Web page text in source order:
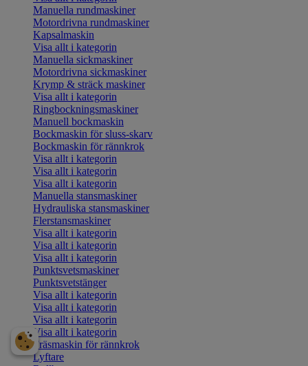
Manuella rundmaskiner
Motordrivna rundmaskiner
Kapsalmaskin
Visa allt i kategorin
Manuella sickmaskiner
Motordrivna sickmaskiner
Krymp & sträck maskiner
Visa allt i kategorin
Ringbockningsmaskiner
Manuell bockmaskin
Bockmaskin för sluss-skarv
Bockmaskin för rännkrok
Visa allt i kategorin
Visa allt i kategorin
Visa allt i kategorin
Manuella stansmaskiner
Hydrauliska stansmaskiner
Flerstansmaskiner
Visa allt i kategorin
Visa allt i kategorin
Visa allt i kategorin
Punktsvetsmaskiner
Punktsvetstänger
Visa allt i kategorin
Visa allt i kategorin
Visa allt i kategorin
Visa allt i kategorin
Fräsmaskin för rännkrok
Lyftare